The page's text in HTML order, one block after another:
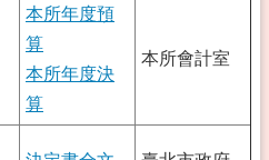
本所年度預
算
本所年度決
算
本所會計室